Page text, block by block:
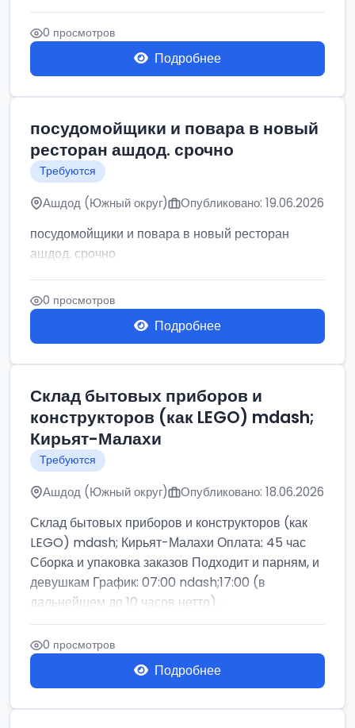
0 просмотров
Подробнее
посудомойщики и повара в новый
ресторан ашдод. срочно
Требуются
Ашдод (Южный округ) Опубликовано: 19.06.2026
посудомойщики и повара в новый ресторан
ашдод. срочно
0 просмотров
Подробнее
Склад бытовых приборов и
конструкторов (как LEGO) mdash;
Кирьят-Малахи
Требуются
Ашдод (Южный округ) Опубликовано: 18.06.2026
Склад бытовых приборов и конструкторов (как
LEGO) mdash; Кирьят-Малахи Оплата: 45 час
Сборка и упаковка заказов Подходит и парням, и
девушкам График: 07:00 ndash;17:00 (в
дальнейшем до 10 часов нетто)...
0 просмотров
Подробнее